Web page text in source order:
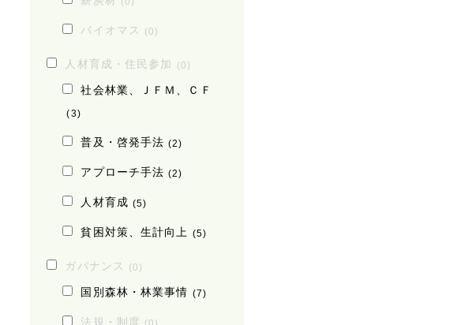
バイオマス (0)
人材育成・住民参加 (0)
社会林業、ＪＦＭ、ＣＦ
(3)
普及・啓発手法 (2)
アプローチ手法 (2)
人材育成 (5)
貧困対策、生計向上 (5)
ガバナンス (0)
国別森林・林業事情 (7)
法規・制度